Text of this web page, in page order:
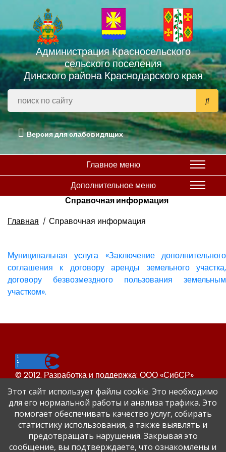
Администрация Красносельского
сельского поселения
Динского района Краснодарского края
Версия для слабовидящих
Главное меню
Дополнительное меню
Справочная информация
Главная
Справочная информация
Муниципальная услуга «Заключение дополнительного
соглашения к договору аренды земельного участка,
договору безвозмездного пользования земельным
участком».
© 2012. Разработка и поддержка: ООО «СибСР»
Все права защищены законом и международными
соглашениями.
Этот сайт использует файлы cookie. Это необходимо
для его нормальной работы и анализа трафика. Это
помогает обеспечивать качество услуг, собирать
статистику использования, а также выявлять и
предотвращать нарушения. Закрывая это
сообщение, вы подтверждаете, что ознакомлены и